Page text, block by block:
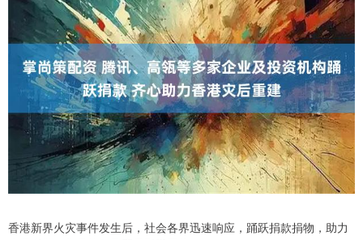
香港新界火灾事件发生后，社会各界迅速响应，踊跃捐款捐物，助力